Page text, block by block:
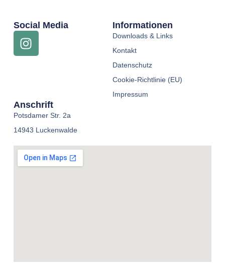
Social Media Informationen
Downloads & Links
Kontakt
Datenschutz
Cookie-Richtlinie (EU)
Impressum
Anschrift
Potsdamer Str. 2a
14943 Luckenwalde